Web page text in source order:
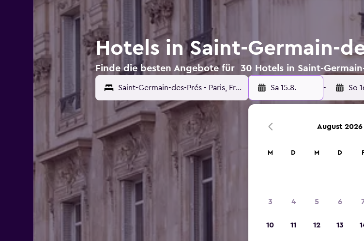
Hotels in Saint-Germain-
Finde die besten Angebote für 30 Hotels in Saint-
Sa 15.8. - So
August 2026
M D M D
3 4 5 6
10 11 12 13